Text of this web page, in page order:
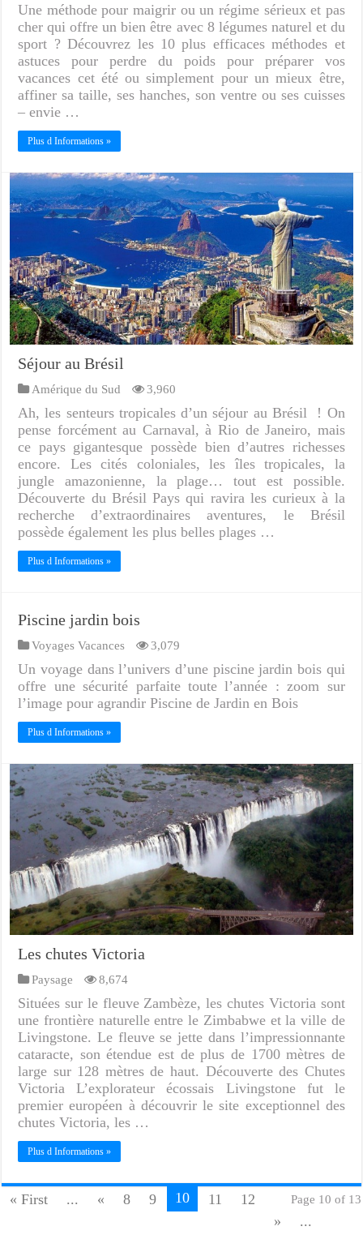
Une méthode pour maigrir ou un régime sérieux et pas
cher qui offre un bien être avec 8 légumes naturel et du
sport ? Découvrez les 10 plus efficaces méthodes et
astuces pour perdre du poids pour préparer vos
vacances cet été ou simplement pour un mieux être,
affiner sa taille, ses hanches, son ventre ou ses cuisses
– ‎envie …
Plus d Informations »
Séjour au Brésil
Amérique du Sud 3,960
Ah, les senteurs tropicales d’un séjour au Brésil ! On
pense forcément au Carnaval, à Rio de Janeiro, mais
ce pays gigantesque possède bien d’autres richesses
encore. Les cités coloniales, les îles tropicales, la
jungle amazonienne, la plage… tout est possible.
Découverte du Brésil Pays qui ravira les curieux à la
recherche d’extraordinaires aventures, le Brésil
possède également les plus belles plages …
Plus d Informations »
Piscine jardin bois
Voyages Vacances 3,079
Un voyage dans l’univers d’une piscine jardin bois qui
offre une sécurité parfaite toute l’année : zoom sur
l’image pour agrandir Piscine de Jardin en Bois
Plus d Informations »
Les chutes Victoria
Paysage 8,674
Situées sur le fleuve Zambèze, les chutes Victoria sont
une frontière naturelle entre le Zimbabwe et la ville de
Livingstone. Le fleuve se jette dans l’impressionnante
cataracte, son étendue est de plus de 1700 mètres de
large sur 128 mètres de haut. Découverte des Chutes
Victoria L’explorateur écossais Livingstone fut le
premier européen à découvrir le site exceptionnel des
chutes Victoria, les …
Plus d Informations »
Page 10 of 13
« First ... « 8 9 10 11
12
»
...